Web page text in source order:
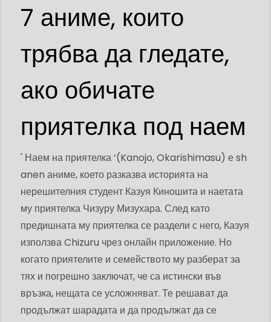
7 аниме, които
трябва да гледате,
ако обичате
приятелка под наем
' Наем на приятелка ’(Kanojo, Okarishimasu) е sh
anen аниме, което разказва историята на
нерешителния студент Казуя Киношита и наетата
му приятелка Чизуру Мизухара. След като
предишната му приятелка се раздели с него, Казуя
използва Chizuru чрез онлайн приложение. Но
когато приятелите и семейството му разберат за
тях и погрешно заключат, че са истински във
връзка, нещата се усложняват. Те решават да
продължат шарадата и да продължат да се